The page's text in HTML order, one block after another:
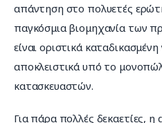
απάντηση στο πολυετές
παγκόσμια βιομηχανία των
είναι οριστικά καταδικασμένη
αποκλειστικά υπό το
κατασκευαστών.
Για πάρα πολλές δεκαετίες,